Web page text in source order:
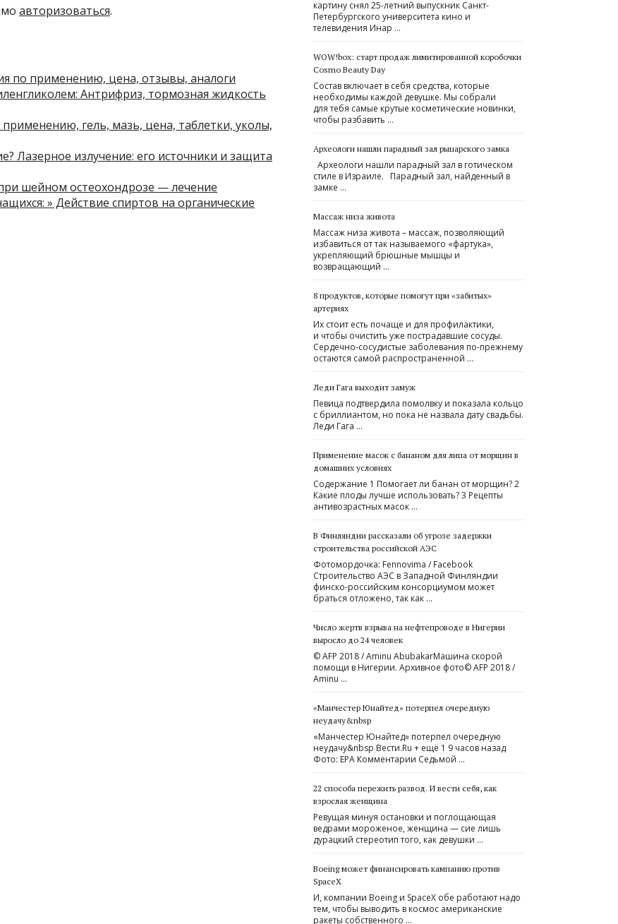
авторизоваться.
по применению, цена, отзывы, аналоги
Антрифриз, тормозная жидкость
гель, мазь, цена, таблетки, уколы,
Лазерное излучение: его источники и защита
шейном остеохондрозе — лечение
» Действие спиртов на органические
картину снял 25-летний выпускник Санкт-
Петербургского университета кино и
телевидения Инар …
WOW!box: старт продаж лимитированной коробочки
Cosmo Beauty Day
Состав включает в себя средства, которые
необходимы каждой девушке. Мы собрали
для тебя самые крутые косметические новинки,
чтобы разбавить …
Археологи нашли парадный зал рыцарского замка
Археологи нашли парадный зал в готическом
стиле в Израиле. Парадный зал, найденный в
замке …
Массаж низа живота
Массаж низа живота – массаж, позволяющий
избавиться от так называемого «фартука»,
укрепляющий брюшные мышцы и
возвращающий …
8 продуктов, которые помогут при «забитых»
артериях
Их стоит есть почаще и для профилактики,
и чтобы очистить уже пострадавшие сосуды.
Сердечно-сосудистые заболевания по‑прежнему
остаются самой распространенной …
Леди Гага выходит замуж
Певица подтвердила помолвку и показала кольцо
с бриллиантом, но пока не назвала дату свадьбы.
Леди Гага …
Применение масок с бананом для лица от морщин в
домашних условиях
Содержание 1 Помогает ли банан от морщин? 2
Какие плоды лучше использовать? 3 Рецепты
антивозрастных масок …
В Финляндии рассказали об угрозе задержки
строительства российской АЭС
Фотомордочка: Fennovima / Facebook ​
Строительство АЭС в Западной Финляндии
финско-российским консорциумом может
браться отложено, так как …
Число жертв взрыва на нефтепроводе в Нигерии
выросло до 24 человек
© AFP 2018 / Aminu AbubakarМашина скорой
помощи в Нигерии. Архивное фото© AFP 2018 /
Aminu …
«Манчестер Юнайтед» потерпел очередную
неудачу&nbsp
«Манчестер Юнайтед» потерпел очередную
неудачу&nbsp Вести.Ru + ещё 1 9 часов назад
Фото: EPA Комментарии Седьмой …
22 способа пережить развод. И вести себя, как
взрослая женщина
Ревущая минуя остановки и поглощающая
ведрами мороженое, женщина — сие лишь
дурацкий стереотип того, как девушки …
Boeing может финансировать кампанию против
SpaceX
И, компании Boeing и SpaceX обе работают надо
тем, чтобы выводить в космос американские
ракеты собственного …